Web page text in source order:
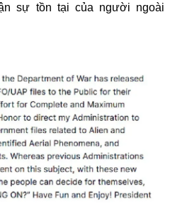
sự tồn tại của người ngoài